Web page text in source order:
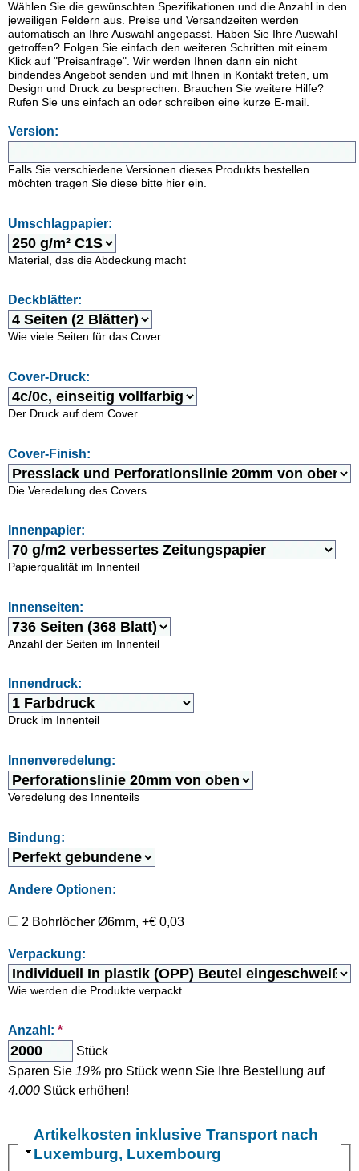
Wählen Sie die gewünschten Spezifikationen und die Anzahl in den
jeweiligen Feldern aus. Preise und Versandzeiten werden
automatisch an Ihre Auswahl angepasst. Haben Sie Ihre Auswahl
getroffen? Folgen Sie einfach den weiteren Schritten mit einem
Klick auf "Preisanfrage". Wir werden Ihnen dann ein nicht
bindendes Angebot senden und mit Ihnen in Kontakt treten, um
Design und Druck zu besprechen. Brauchen Sie weitere Hilfe?
Rufen Sie uns einfach an oder schreiben eine kurze E-mail.
Version:
Falls Sie verschiedene Versionen dieses Produkts bestellen
möchten tragen Sie diese bitte hier ein.
Umschlagpapier:
Material, das die Abdeckung macht
Deckblätter:
Wie viele Seiten für das Cover
Cover-Druck:
Der Druck auf dem Cover
Cover-Finish:
Die Veredelung des Covers
Innenpapier:
Papierqualität im Innenteil
Innenseiten:
Anzahl der Seiten im Innenteil
Innendruck:
Druck im Innenteil
Innenveredelung:
Veredelung des Innenteils
Bindung:
Andere Optionen:
2 Bohrlöcher Ø6mm, +€ 0,03
Verpackung:
Wie werden die Produkte verpackt.
Anzahl: *
Stück
Sparen Sie 19% pro Stück wenn Sie Ihre Bestellung auf
4.000 Stück erhöhen!
Artikelkosten inklusive Transport nach
Luxemburg, Luxembourg